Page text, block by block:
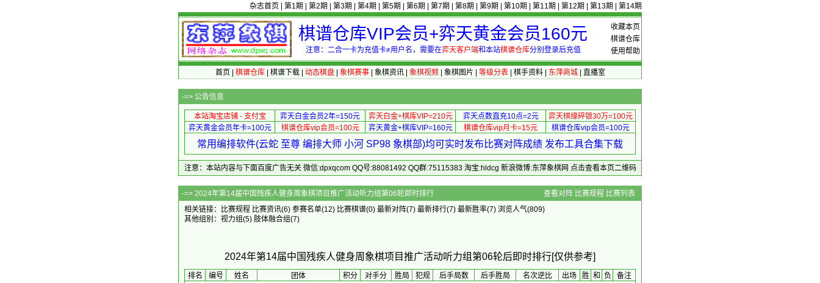
杂志首页 第1期 第2期 第3期 第4期 第5期 第6期 第7期 第8期 第9期 第10期 第11期 第12期 第13期 第14期
收藏本页
棋谱仓库
使用帮助
棋谱仓库VIP会员+弈天黄金会员160元
注意：二合一卡为充值卡≠用户名，需要在弈天客户端和本站棋谱仓库分别登录后充值
首页 棋谱仓库| 棋谱下载| 动态棋盘| 象棋赛事| 象棋资讯| 象棋视频 象棋图片 等级分表| 棋手资料| 东萍商城| 直播室
-=> 公告信息
本站淘宝店铺 - 支付宝 弈天白金会员2年=150元 弈天白金+棋库VIP=210元 弈天点数直充10点=2元
弈天棋缘碎银30万=100元
弈天黄金会员年卡=100元
棋谱仓库vip会员=100元 弈天黄金+棋库VIP=160元 棋谱仓库vip月卡=15元 棋谱仓库vip会员=100元
常用编排软件(云蛇 至尊 编排大师 小河 SP98 象棋部)均可实时发布比赛对阵成绩 发布工具合集下载
注意：本站内容与下面百度广告无关 微信:dpxqcom QQ号:88081492 QQ群:75115383 淘宝:hldcg 新浪微博:东萍象棋网 点击查看本页二维码
-=> 2024年第14届中国残疾人健身周象棋项目推广活动听力组第06轮即时排行 查看对阵 比赛规程 比赛列表
相关链接：
比赛规程 比赛资讯(6) 参赛名单(12) 比赛棋谱(0) 最新对阵(7) 最新排行(7) 最新胜率(7) 浏览人气(809)
其他组别： 视力组(5) 肢体融合组(7)
2024年第14届中国残疾人健身周象棋项目推广活动听力组第06轮后即时排行[仅供参考]
排名 编号 姓名 团体 积分 对手分 胜局 犯规 后手局数 后手胜局 名次逆比 出场 胜 和 负
备注